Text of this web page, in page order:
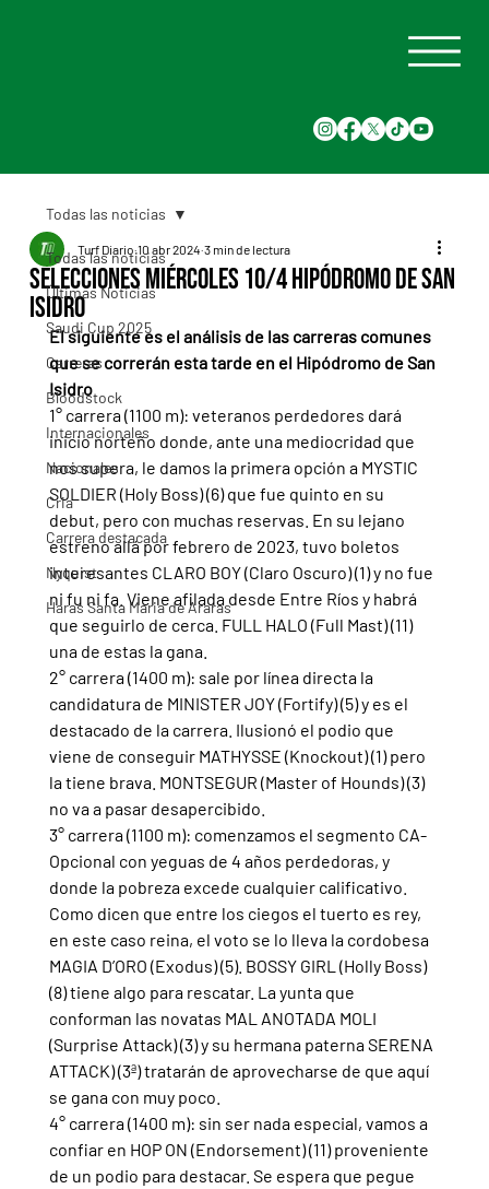
Todas las noticias
Últimas Noticias
Saudi Cup 2025
Carreras
Bloodstock
Internacionales
Nacionales
Cria
Carrera destacada
Nyquist
Haras Santa Maria de Araras
Todas las noticias
Selecciones Miércoles 10/4 Hipódromo de San
Isidro
Turf Diario 10 abr 2024 3 min de lectura
El siguiente es el análisis de las carreras comunes
que se correrán esta tarde en el Hipódromo de San
Isidro
1° carrera (1100 m): veteranos perdedores dará
inicio norteño donde, ante una mediocridad que
nos supera, le damos la primera opción a MYSTIC
SOLDIER (Holy Boss) (6) que fue quinto en su
debut, pero con muchas reservas. En su lejano
estreno allá por febrero de 2023, tuvo boletos
interesantes CLARO BOY (Claro Oscuro) (1) y no fue
ni fu ni fa. Viene afilada desde Entre Ríos y habrá
que seguirlo de cerca. FULL HALO (Full Mast) (11)
una de estas la gana.
2° carrera (1400 m): sale por línea directa la
candidatura de MINISTER JOY (Fortify) (5) y es el
destacado de la carrera. Ilusionó el podio que
viene de conseguir MATHYSSE (Knockout) (1) pero
la tiene brava. MONTSEGUR (Master of Hounds) (3)
no va a pasar desapercibido.
3° carrera (1100 m): comenzamos el segmento CA-
Opcional con yeguas de 4 años perdedoras, y
donde la pobreza excede cualquier calificativo.
Como dicen que entre los ciegos el tuerto es rey,
en este caso reina, el voto se lo lleva la cordobesa
MAGIA D’ORO (Exodus) (5). BOSSY GIRL (Holly Boss)
(8) tiene algo para rescatar. La yunta que
conforman las novatas MAL ANOTADA MOLI
(Surprise Attack) (3) y su hermana paterna SERENA
ATTACK) (3ª) tratarán de aprovecharse de que aquí
se gana con muy poco.
4° carrera (1400 m): sin ser nada especial, vamos a
confiar en HOP ON (Endorsement) (11) proveniente
de un podio para destacar. Se espera que pegue